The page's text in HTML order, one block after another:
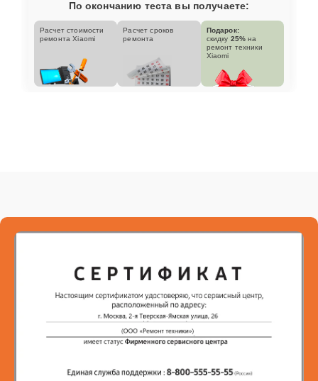
По окончанию теста вы получаете:
Расчет стоимости
ремонта Xiaomi
Расчет сроков
ремонта
Подарок:
скидку 25% на
ремонт техники
Xiaomi